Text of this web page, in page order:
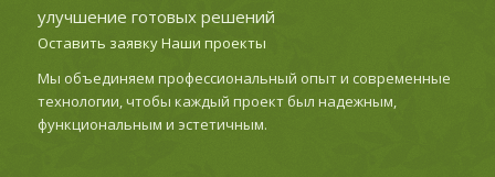
улучшение готовых решений
Оставить заявкуНаши проекты
Мы объединяем профессиональный опыт и современные
технологии, чтобы каждый проект был надежным,
функциональным и эстетичным.